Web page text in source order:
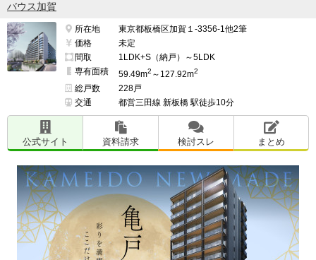
バウス加賀
所在地
東京都板橋区加賀１-3356-1他2筆
価格
未定
間取
1LDK+S（納戸）～5LDK
専有面積
59.49m2 ～127.92m2
総戸数
228戸
交通
都営三田線 新板橋 駅徒歩10分
公式サイト 資料請求 検討スレ まとめ